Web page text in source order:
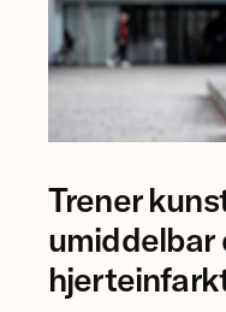
Bjørn-
Jostein
Singstad
ved
Trener
umiddelbar